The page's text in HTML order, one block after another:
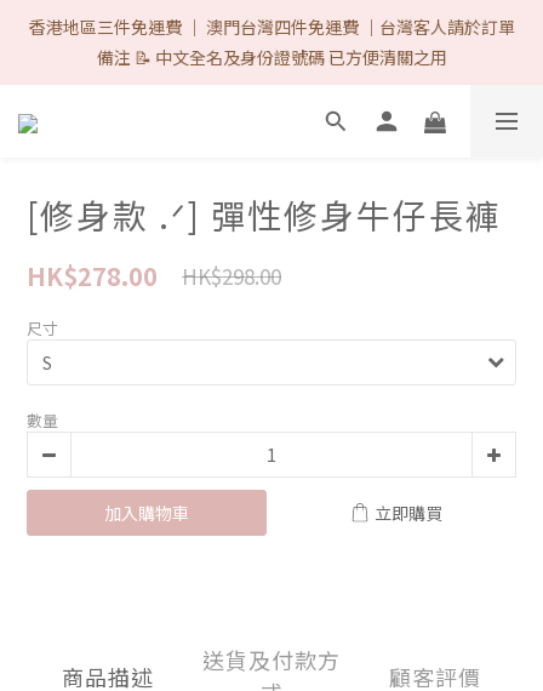
首次購物優惠 Follow IG & Like 3 posts 可減-$8 ♡（完成後DM取
優惠代碼）/ 網站所有的付款方式 1律免手續費. ♡
香港地區三件免運費 ｜ 澳門台灣四件免運費 ｜台灣客人請於訂單
備注 📝 中文全名及身份證號碼 已方便清關之用
首次購物優惠 Follow IG & Like 3 posts 可減-$8 ♡（完成後DM取
[修身款 .ᐟ] 彈性修身牛仔長褲
HK$278.00 HK$298.00
尺寸
數量
加入購物車 立即購買
商品描述
送貨及付款方
顧客評價